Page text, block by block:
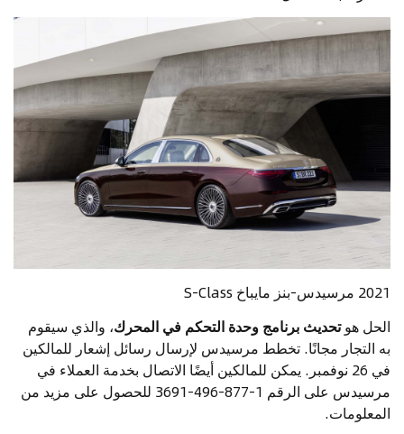
2021 مرسيدس-بنز مايباخ S-Class
الحل هوتحديث برنامج وحدة التحكم في المحرك، والذي سيقوم
به التجار مجانًا. تخطط مرسيدس لإرسال رسائل إشعار للمالكين
في 26 نوفمبر. يمكن للمالكين أيضًا الاتصال بخدمة العملاء في
مرسيدس على الرقم 1-877-496-3691 للحصول على مزيد من
المعلومات.